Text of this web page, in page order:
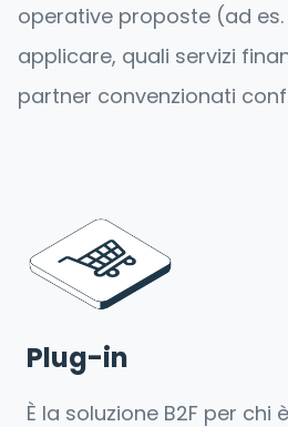
operative proposte (ad
applicare, quali servizi
partner convenzionati
Plug-in
È la soluzione B2F per chi